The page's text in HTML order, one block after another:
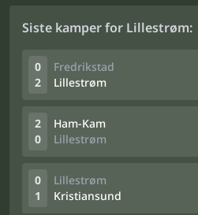
Siste kamper for Lillestrøm:
0
2
Fredrikstad
Lillestrøm
2
0
Ham-Kam
Lillestrøm
0
1
Lillestrøm
Kristiansund